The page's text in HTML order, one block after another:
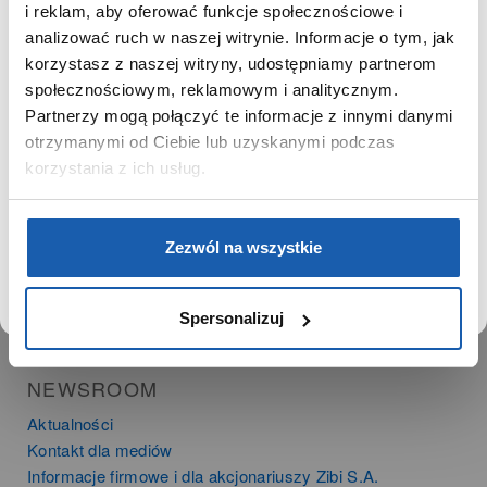
i reklam, aby oferować funkcje społecznościowe i
analizować ruch w naszej witrynie. Informacje o tym, jak
korzystasz z naszej witryny, udostępniamy partnerom
społecznościowym, reklamowym i analitycznym.
Partnerzy mogą połączyć te informacje z innymi danymi
otrzymanymi od Ciebie lub uzyskanymi podczas
korzystania z ich usług.
Zezwól na wszystkie
Spersonalizuj
Zgoda na ciasteczka
PRODUKTY
Zegarki
Instrumenty muzyczne
Kalkulatory
SIECI SPRZEDAŻY
Time Trend
NEWSROOM
Aktualności
Kontakt dla mediów
Informacje firmowe i dla akcjonariuszy Zibi S.A.
SZANOWNY UŻYTKOWNIKU,
SZANOWNA UŻYTKOWNICZKO
Używamy plików cookie w celach analitycznych,
statystycznych i marketingowych, w tym aby analizować
ruch w tej witrynie, optymalizować jej działanie oraz
zapamiętywać Twoje preferencje.